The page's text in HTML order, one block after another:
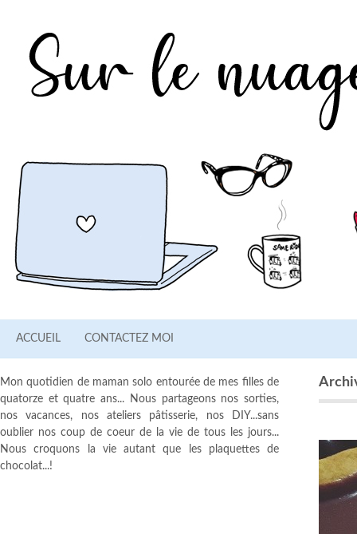
ACCUEIL CONTACTEZ MOI
Mon quotidien de maman solo entourée de mes filles de
quatorze et quatre ans... Nous partageons nos sorties,
nos vacances, nos ateliers pâtisserie, nos DIY...sans
oublier nos coup de coeur de la vie de tous les jours...
Nous croquons la vie autant que les plaquettes de
chocolat...!